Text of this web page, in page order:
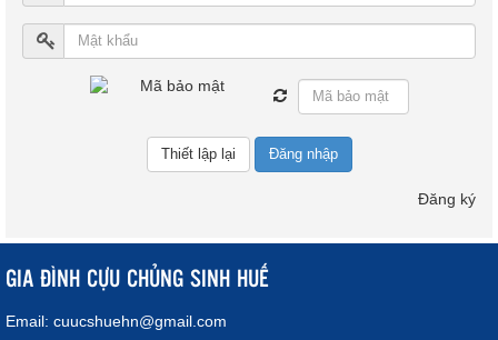
Đăng nhập
Đăng ký
GIA ĐÌNH CỰU CHỦNG SINH HUẾ
Email: cuucshuehn@gmail.com